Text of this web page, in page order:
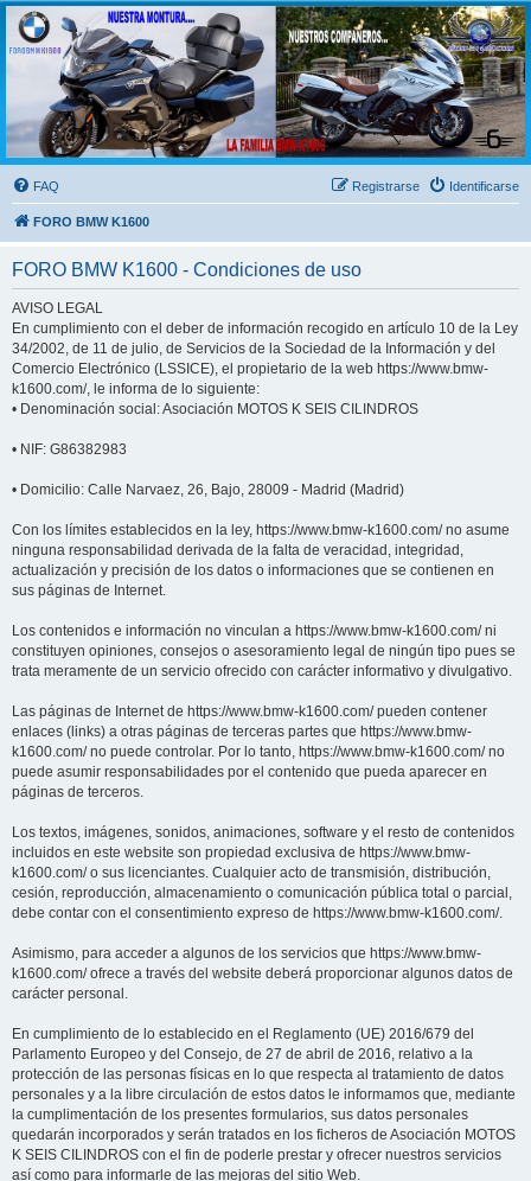
FORO BMW K1600
FORO de MOTOS BMW
FAQ Identificarse
Registrarse
FORO BMW K1600
FORO BMW K1600 - Condiciones de uso
AVISO LEGAL
En cumplimiento con el deber de información recogido en artículo 10 de la Ley
34/2002, de 11 de julio, de Servicios de la Sociedad de la Información y del
Comercio Electrónico (LSSICE), el propietario de la web https://www.bmw-
k1600.com/, le informa de lo siguiente:
• Denominación social: Asociación MOTOS K SEIS CILINDROS
• NIF: G86382983
• Domicilio: Calle Narvaez, 26, Bajo, 28009 - Madrid (Madrid)
Con los límites establecidos en la ley, https://www.bmw-k1600.com/ no asume
ninguna responsabilidad derivada de la falta de veracidad, integridad,
actualización y precisión de los datos o informaciones que se contienen en
sus páginas de Internet.
Los contenidos e información no vinculan a https://www.bmw-k1600.com/ ni
constituyen opiniones, consejos o asesoramiento legal de ningún tipo pues se
trata meramente de un servicio ofrecido con carácter informativo y divulgativo.
Las páginas de Internet de https://www.bmw-k1600.com/ pueden contener
enlaces (links) a otras páginas de terceras partes que https://www.bmw-
k1600.com/ no puede controlar. Por lo tanto, https://www.bmw-k1600.com/ no
puede asumir responsabilidades por el contenido que pueda aparecer en
páginas de terceros.
Los textos, imágenes, sonidos, animaciones, software y el resto de contenidos
incluidos en este website son propiedad exclusiva de https://www.bmw-
k1600.com/ o sus licenciantes. Cualquier acto de transmisión, distribución,
cesión, reproducción, almacenamiento o comunicación pública total o parcial,
debe contar con el consentimiento expreso de https://www.bmw-k1600.com/.
Asimismo, para acceder a algunos de los servicios que https://www.bmw-
k1600.com/ ofrece a través del website deberá proporcionar algunos datos de
carácter personal.
En cumplimiento de lo establecido en el Reglamento (UE) 2016/679 del
Parlamento Europeo y del Consejo, de 27 de abril de 2016, relativo a la
protección de las personas físicas en lo que respecta al tratamiento de datos
personales y a la libre circulación de estos datos le informamos que, mediante
la cumplimentación de los presentes formularios, sus datos personales
quedarán incorporados y serán tratados en los ficheros de Asociación MOTOS
K SEIS CILINDROS con el fin de poderle prestar y ofrecer nuestros servicios
así como para informarle de las mejoras del sitio Web.